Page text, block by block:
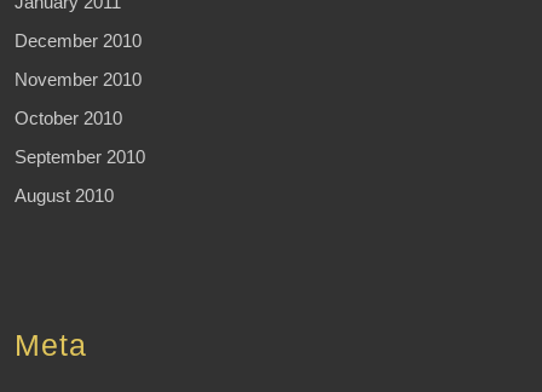
December 2010
November 2010
October 2010
September 2010
August 2010
Meta